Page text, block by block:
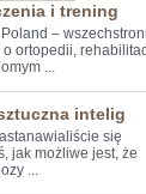
i trening
–
o ortopedii,
...
intelig
​się
jak możliwe⁣ jest, że​
...